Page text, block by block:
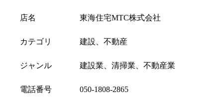
店名 東海住宅MTC株式会社
カテゴリ 建設、不動産
ジャンル 建設業、清掃業、不動産業
電話番号 050-1808-2865